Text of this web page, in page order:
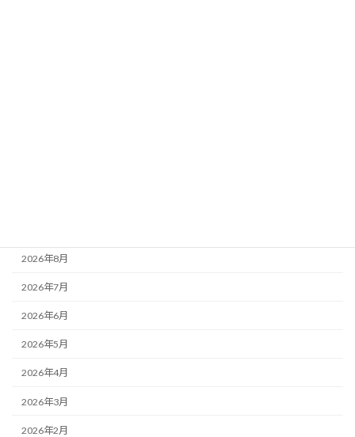
2026年8月
2026年7月
2026年6月
2026年5月
2026年4月
2026年3月
2026年2月